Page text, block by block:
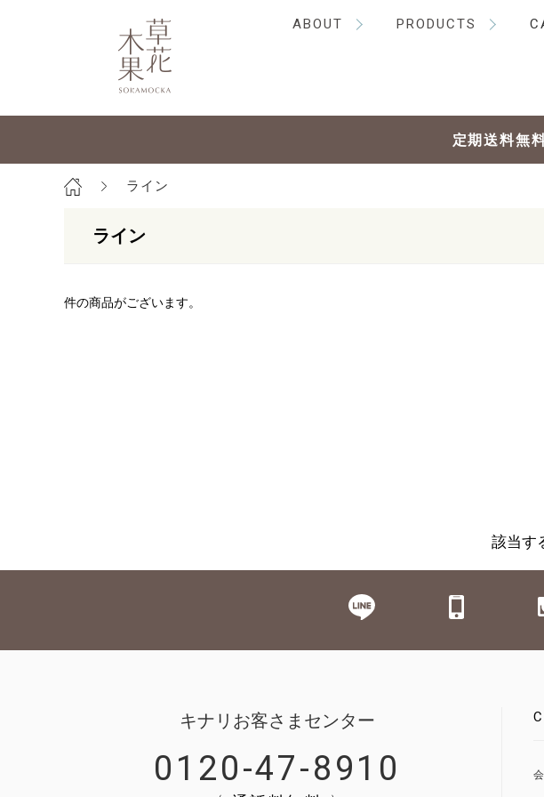
ABOUT PRODUCTS
定期送料無
ライン
ライン
件の商品がございます。
該当す
キナリお客さまセンター
0120-47-8910